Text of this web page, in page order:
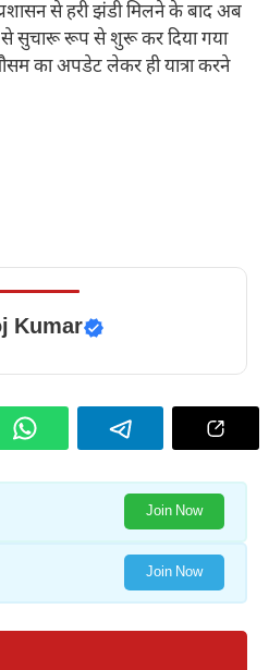
से हरी झंडी मिलने के बाद अब
से सुचारू रूप से शुरू कर दिया गया
का अपडेट लेकर ही यात्रा करने
Kumar
Join Now
Join Now